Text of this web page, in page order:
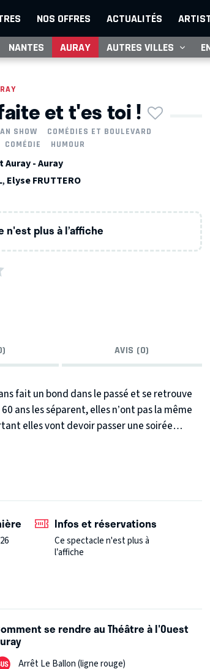
NOS OFFRES ACTUALITÉS
NANTES AURAY AUTRES VILLES
et t'es toi !
SHOW
COMÉDIES ET BOULEVARD
COMÉDIE HUMOUR
- Auray
, Elyse FRUTTERO
n'est plus à l’affiche
AVIS (0)
fait un bond dans le passé et se retrouve
60 ans les séparent, elles n’ont pas la même
elles vont devoir passer une soirée
!
Infos et réservations
Ce spectacle n'est plus à
l’affiche
se rendre au Théâtre à l'Ouest
Arrêt Le Ballon (ligne rouge)